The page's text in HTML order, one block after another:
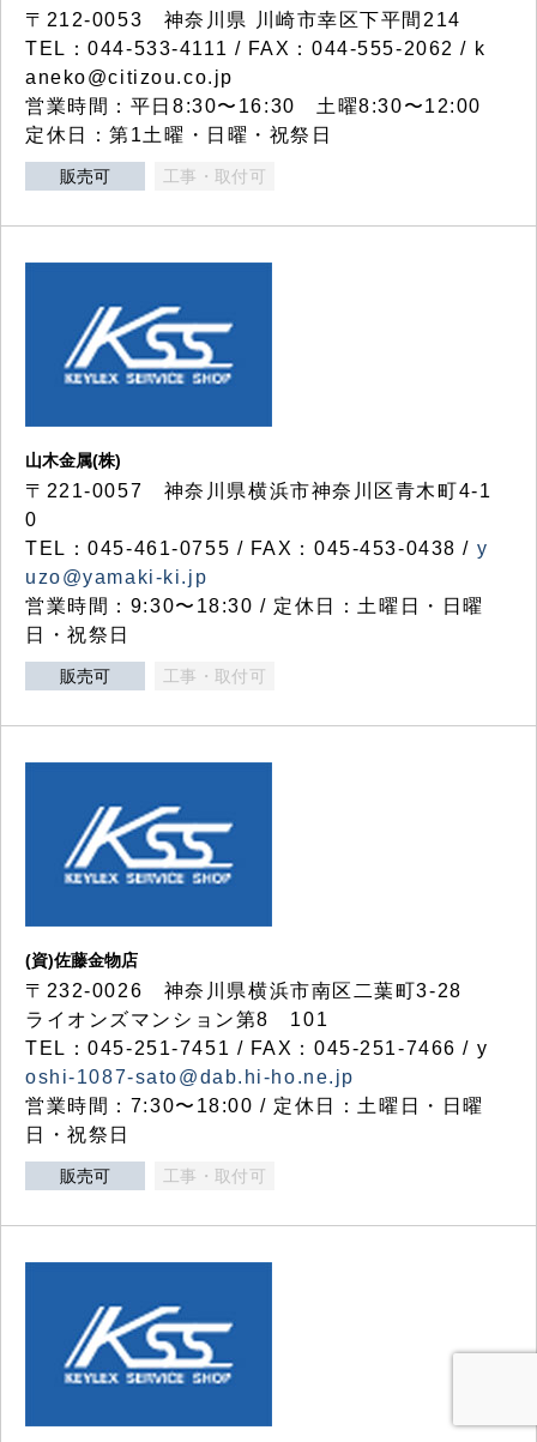
〒212-0053 神奈川県 川崎市幸区下平間214
TEL：044-533-4111 / FAX：044-555-2062 / k
aneko@citizou.co.jp
営業時間：平日8:30〜16:30 土曜8:30〜12:00
定休日：第1土曜・日曜・祝祭日
販売可 工事・取付可
山木金属(株)
〒221-0057 神奈川県横浜市神奈川区青木町4-1
0
TEL：045-461-0755 / FAX：045-453-0438 / y
uzo@yamaki-ki.jp
営業時間：9:30〜18:30 / 定休日：土曜日・日曜
日・祝祭日
販売可 工事・取付可
(資)佐藤金物店
〒232-0026 神奈川県横浜市南区二葉町3-28
ライオンズマンション第8 101
TEL：045-251-7451 / FAX：045-251-7466 / y
oshi-1087-sato@dab.hi-ho.ne.jp
営業時間：7:30〜18:00 / 定休日：土曜日・日曜
日・祝祭日
販売可 工事・取付可